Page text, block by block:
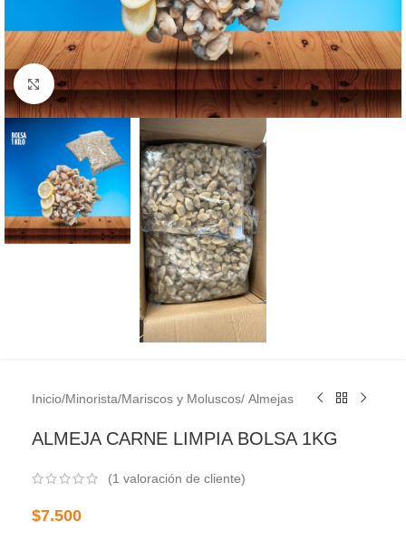
Clic para ampliar
Inicio/Minorista/Mariscos y Moluscos/ Almejas
ALMEJA CARNE LIMPIA BOLSA 1KG
(1 valoración de cliente)
$7.500